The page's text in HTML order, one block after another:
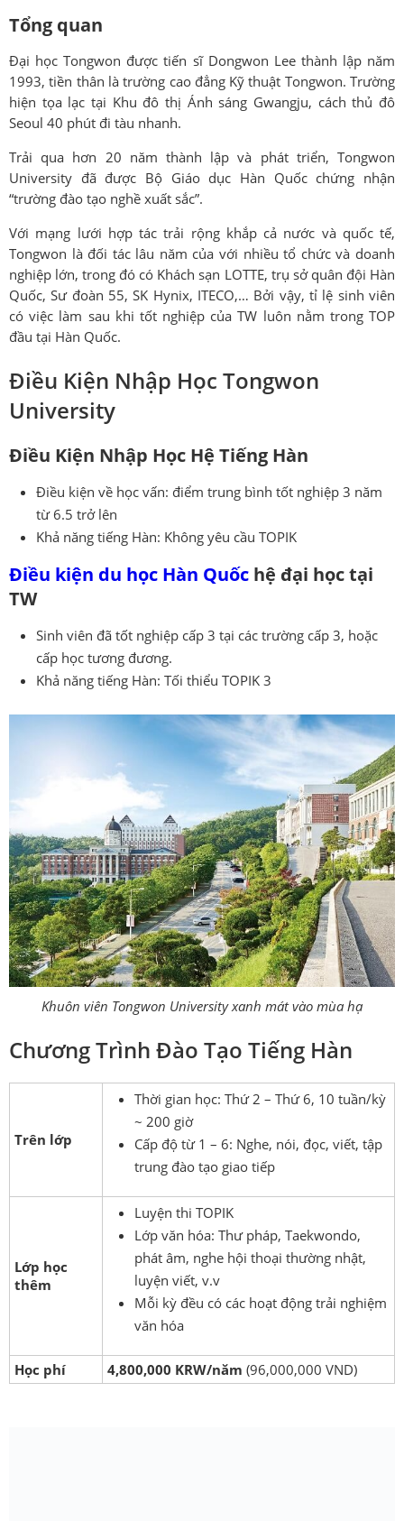
Tổng quan
Đại học Tongwon được tiến sĩ Dongwon Lee thành lập năm
1993, tiền thân là trường cao đẳng Kỹ thuật Tongwon. Trường
hiện tọa lạc tại Khu đô thị Ánh sáng Gwangju, cách thủ đô
Seoul 40 phút đi tàu nhanh.
Trải qua hơn 20 năm thành lập và phát triển, Tongwon
University đã được Bộ Giáo dục Hàn Quốc chứng nhận
“trường đào tạo nghề xuất sắc”.
Với mạng lưới hợp tác trải rộng khắp cả nước và quốc tế,
Tongwon là đối tác lâu năm của với nhiều tổ chức và doanh
nghiệp lớn, trong đó có Khách sạn LOTTE, trụ sở quân đội Hàn
Quốc, Sư đoàn 55, SK Hynix, ITECO,… Bởi vậy, tỉ lệ sinh viên
có việc làm sau khi tốt nghiệp của TW luôn nằm trong TOP
đầu tại Hàn Quốc.
Điều Kiện Nhập Học Tongwon
University
Điều Kiện Nhập Học Hệ Tiếng Hàn
Điều kiện về học vấn: điểm trung bình tốt nghiệp 3 năm
từ 6.5 trở lên
Khả năng tiếng Hàn: Không yêu cầu TOPIK
Điều kiện du học Hàn Quốc hệ đại học tại
TW
Sinh viên đã tốt nghiệp cấp 3 tại các trường cấp 3, hoặc
cấp học tương đương.
Khả năng tiếng Hàn: Tối thiểu TOPIK 3
Khuôn viên Tongwon University xanh mát vào mùa hạ
Chương Trình Đào Tạo Tiếng Hàn
Trên lớp
Thời gian học: Thứ 2 – Thứ 6, 10 tuần/kỳ
~ 200 giờ
Cấp độ từ 1 – 6: Nghe, nói, đọc, viết, tập
trung đào tạo giao tiếp
Lớp học
thêm
Luyện thi TOPIK
Lớp văn hóa: Thư pháp, Taekwondo,
phát âm, nghe hội thoại thường nhật,
luyện viết, v.v
Mỗi kỳ đều có các hoạt động trải nghiệm
văn hóa
Học phí 4,800,000 KRW/năm (96,000,000 VND)